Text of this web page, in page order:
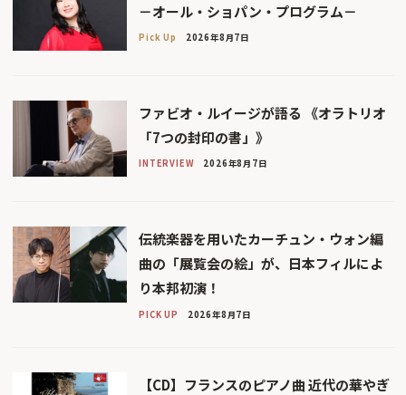
－オール・ショパン・プログラム－
Pick Up 2026年8月7日
ファビオ・ルイージが語る 《オラトリオ
「7つの封印の書」》
INTERVIEW 2026年8月7日
伝統楽器を用いたカーチュン・ウォン編
曲の「展覧会の絵」が、日本フィルによ
り本邦初演！
PICK UP 2026年8月7日
【CD】フランスのピアノ曲 近代の華やぎ